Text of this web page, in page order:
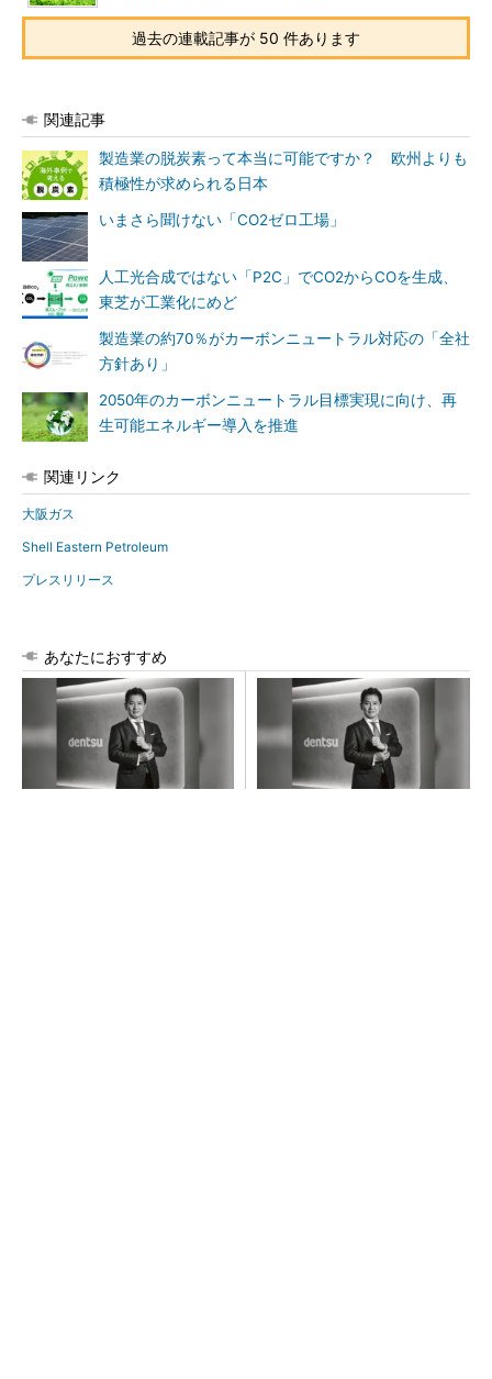
過去の連載記事が 50 件あります
関連記事
製造業の脱炭素って本当に可能ですか？ 欧州よりも
積極性が求められる日本
いまさら聞けない「CO2ゼロ工場」
人工光合成ではない「P2C」でCO2からCOを生成、
東芝が工業化にめど
製造業の約70％がカーボンニュートラル対応の「全社
方針あり」
2050年のカーボンニュートラル目標実現に向け、再
生可能エネルギー導入を推進
関連リンク
大阪ガス
Shell Eastern Petroleum
プレスリリース
あなたにおすすめ